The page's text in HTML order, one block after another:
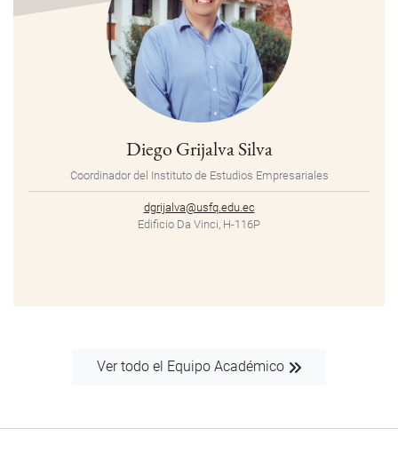
Diego Grijalva Silva
Coordinador del Instituto de Estudios Empresariales
dgrijalva@usfq.edu.ec
Edificio Da Vinci, H-116P
Ver todo el Equipo Académico